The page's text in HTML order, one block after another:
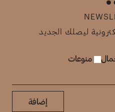
ليصلك الجديد
منوعات
إضافة